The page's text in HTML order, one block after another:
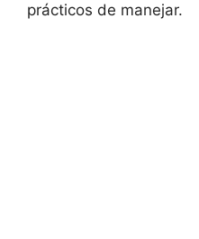
prácticos de manejar.